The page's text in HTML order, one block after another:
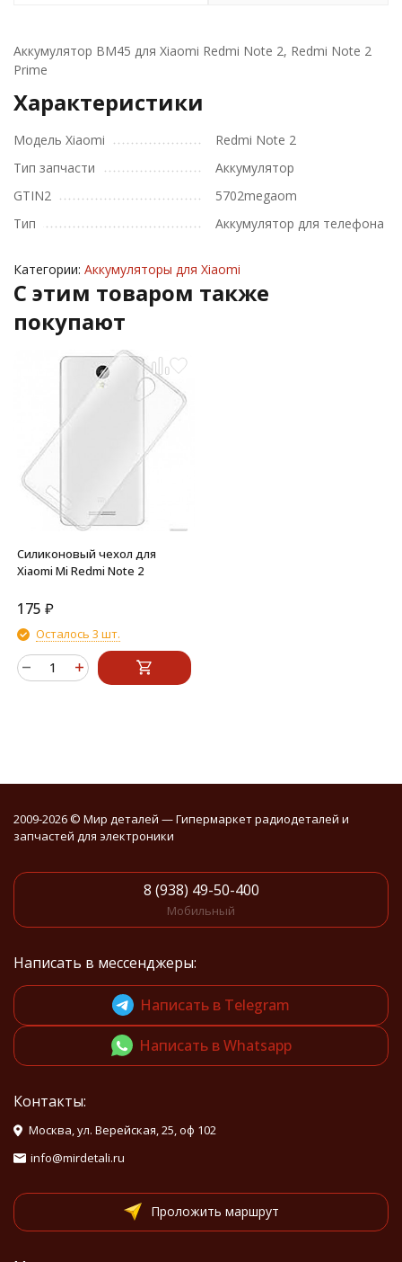
Аккумулятор BM45 для Xiaomi Redmi Note 2, Redmi Note 2
Prime
Характеристики
Модель Xiaomi
Redmi Note 2
Тип запчасти
Аккумулятор
GTIN2
5702megaom
Тип
Аккумулятор для телефона
Категории: Аккумуляторы для Xiaomi
C этим товаром также
покупают
Силиконовый чехол для
Xiaomi Mi Redmi Note 2
175 ₽
Осталось 3 шт.
2009-2026 © Мир деталей — Гипермаркет радиодеталей и
запчастей для электроники
8 (938) 49-50-400
Мобильный
Написать в мессенджеры:
Написать в Telegram
Написать в Whatsapp
Контакты:
Москва, ул. Верейская, 25, оф 102
info@mirdetali.ru
Проложить маршрут